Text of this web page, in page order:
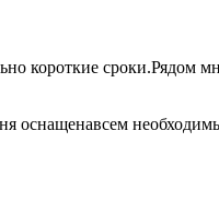
короткие сроки.Рядом
оснащенавсем